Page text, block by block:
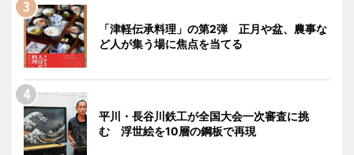
「津軽伝承料理」の第2弾 正月や盆、農事な
ど人が集う場に焦点を当てる
平川・長谷川鉄工が全国大会一次審査に挑
む 浮世絵を10層の鋼板で再現